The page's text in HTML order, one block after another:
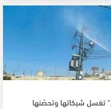
تغسل شبكاتها وتحصّنها